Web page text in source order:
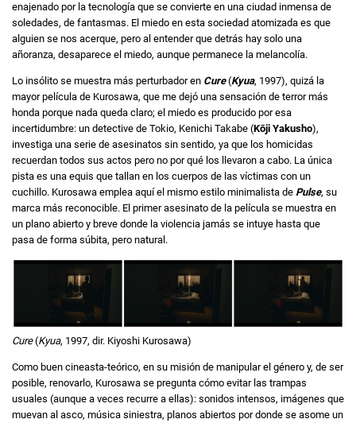
enajenado por la tecnología que se convierte en una ciudad inmensa de
soledades, de fantasmas. El miedo en esta sociedad atomizada es que
alguien se nos acerque, pero al entender que detrás hay solo una
añoranza, desaparece el miedo, aunque permanece la melancolía.
Lo insólito se muestra más perturbador en Cure(Kyua, 1997), quizá la
mayor película de Kurosawa, que me dejó una sensación de terror más
honda porque nada queda claro; el miedo es producido por esa
incertidumbre: un detective de Tokio, Kenichi Takabe (Kōji Yakusho),
investiga una serie de asesinatos sin sentido, ya que los homicidas
recuerdan todos sus actos pero no por qué los llevaron a cabo. La única
pista es una equis que tallan en los cuerpos de las víctimas con un
cuchillo. Kurosawa emplea aquí el mismo estilo minimalista de Pulse, su
marca más reconocible. El primer asesinato de la película se muestra en
un plano abierto y breve donde la violencia jamás se intuye hasta que
pasa de forma súbita, pero natural.
Cure(Kyua, 1997, dir. Kiyoshi Kurosawa)
Como buen cineasta-teórico, en su misión de manipular el género y, de ser
posible, renovarlo, Kurosawa se pregunta cómo evitar las trampas
usuales (aunque a veces recurre a ellas): sonidos intensos, imágenes que
muevan al asco, música siniestra, planos abiertos por donde se asome un